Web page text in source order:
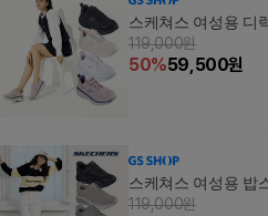
스케쳐스 여성용 디
119,000원
50%59,500원
스케쳐스 여성용 밥
119,000원